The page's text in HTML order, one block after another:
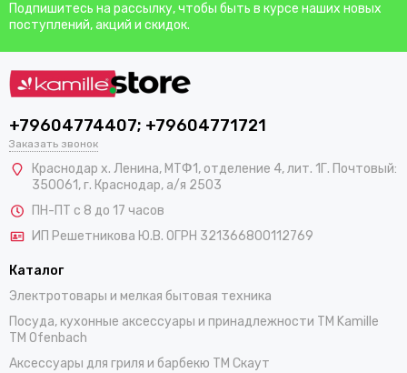
Подпишитесь на рассылку, чтобы быть в курсе наших новых
поступлений, акций и скидок.
+79604774407; +79604771721
Заказать звонок
Краснодар х. Ленина, МТФ1, отделение 4, лит. 1Г. Почтовый:
350061, г. Краснодар, а/я 2503
ПН-ПТ с 8 до 17 часов
ИП Решетникова Ю.В. ОГРН 321366800112769
Каталог
Электротовары и мелкая бытовая техника
Посуда, кухонные аксессуары и принадлежности TM Kamille
TM Ofenbach
Аксессуары для гриля и барбекю TM Скаут